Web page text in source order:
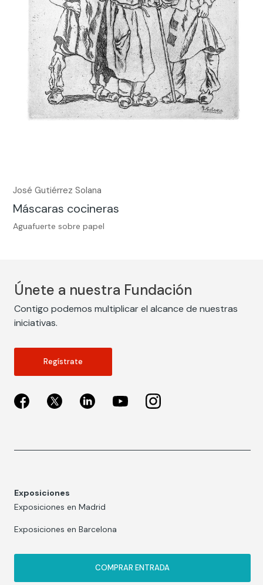
José Gutiérrez Solana
Máscaras cocineras
Aguafuerte sobre papel
Únete a nuestra Fundación
Contigo podemos multiplicar el alcance de nuestras
iniciativas.
Regístrate
Exposiciones
Exposiciones en Madrid
Exposiciones en Barcelona
COMPRAR ENTRADA